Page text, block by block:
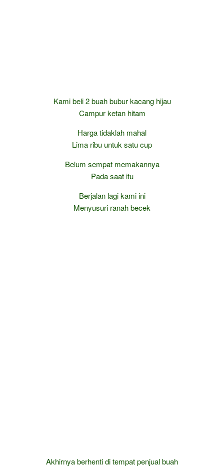
Kami beli 2 buah bubur kacang hijau
Campur ketan hitam
Harga tidaklah mahal
Lima ribu untuk satu cup
Belum sempat memakannya
Pada saat itu
Berjalan lagi kami ini
Menyusuri ranah becek
Akhirnya berhenti di tempat penjual buah